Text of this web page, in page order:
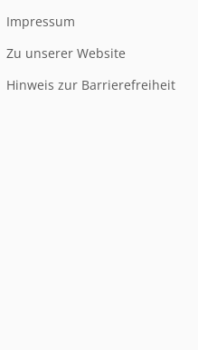
Impressum
Zu unserer Website
Hinweis zur Barrierefreiheit